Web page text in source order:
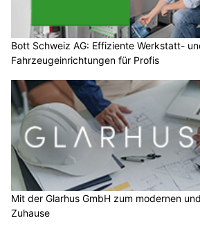
Bott Schweiz AG: Effiziente Werkstatt-
Fahrzeugeinrichtungen für Profis
Mit der Glarhus GmbH zum modernen
Zuhause